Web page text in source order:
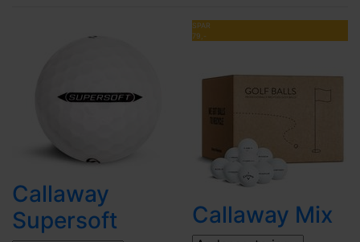
Callaway
Supersoft
SPAR
79,-
Callaway Mix